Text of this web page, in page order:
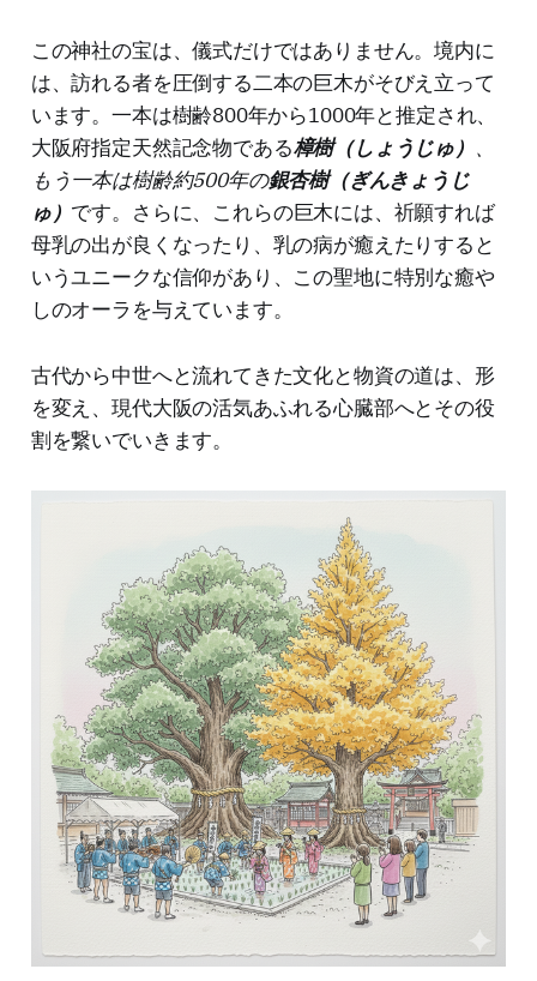
この神社の宝は、儀式だけではありません。境内に
は、訪れる者を圧倒する二本の巨木がそびえ立って
います。一本は樹齢800年から1000年と推定され、
大阪府指定天然記念物である樟樹（しょうじゅ） 、
もう一本は樹齢約500年の銀杏樹（ぎんきょうじ
ゅ） です。さらに、これらの巨木には、祈願すれば
母乳の出が良くなったり、乳の病が癒えたりすると
いうユニークな信仰があり、この聖地に特別な癒や
しのオーラを与えています。
古代から中世へと流れてきた文化と物資の道は、形
を変え、現代大阪の活気あふれる心臓部へとその役
割を繋いでいきます。